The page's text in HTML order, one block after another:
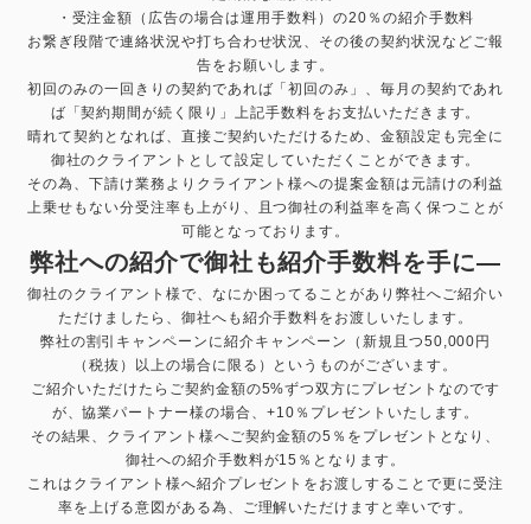
・受注金額（広告の場合は運用手数料）の20％の紹介手数料
お繋ぎ段階で連絡状況や打ち合わせ状況、その後の契約状況などご報
告をお願いします。
初回のみの一回きりの契約であれば「初回のみ」、毎月の契約であれ
ば「契約期間が続く限り」上記手数料をお支払いただきます。
晴れて契約となれば、直接ご契約いただけるため、金額設定も完全に
御社のクライアントとして設定していただくことができます。
その為、下請け業務よりクライアント様への提案金額は元請けの利益
上乗せもない分受注率も上がり、且つ御社の利益率を高く保つことが
可能となっております。
弊社への紹介で御社も紹介手数料を手に—
御社のクライアント様で、なにか困ってることがあり弊社へご紹介い
ただけましたら、御社へも紹介手数料をお渡しいたします。
弊社の割引キャンペーンに紹介キャンペーン（新規且つ50,000円
（税抜）以上の場合に限る）というものがございます。
ご紹介いただけたらご契約金額の5%ずつ双方にプレゼントなのです
が、協業パートナー様の場合、+10％プレゼントいたします。
その結果、クライアント様へご契約金額の5％をプレゼントとなり、
御社への紹介手数料が15％となります。
これはクライアント様へ紹介プレゼントをお渡しすることで更に受注
率を上げる意図がある為、ご理解いただけますと幸いです。